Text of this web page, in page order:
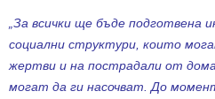
„За всички ще бъде подготвена
социални структури, които
жертви и на пострадали от
могат да ги насочват. До